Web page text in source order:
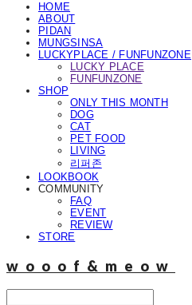
HOME
ABOUT
PIDAN
MUNGSINSA
LUCKYPLACE / FUNFUNZONE
LUCKY PLACE
FUNFUNZONE
SHOP
ONLY THIS MONTH
DOG
CAT
PET FOOD
LIVING
리퍼존
LOOKBOOK
COMMUNITY
FAQ
EVENT
REVIEW
STORE
wooof&meow